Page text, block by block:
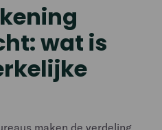
wat is
maken de verdeling